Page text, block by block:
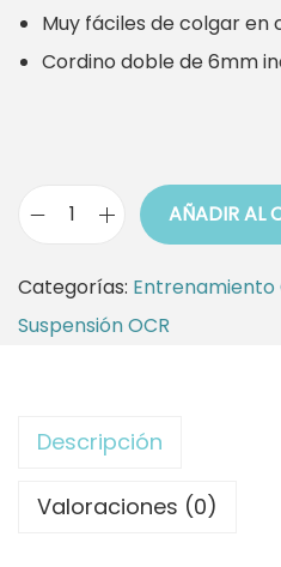
Muy fáciles de colgar en
Cordino doble de 6mm
s
i
AÑADIR AL
Categorías: Entrenamiento
Suspensión OCR
Descripción
Valoraciones (0)